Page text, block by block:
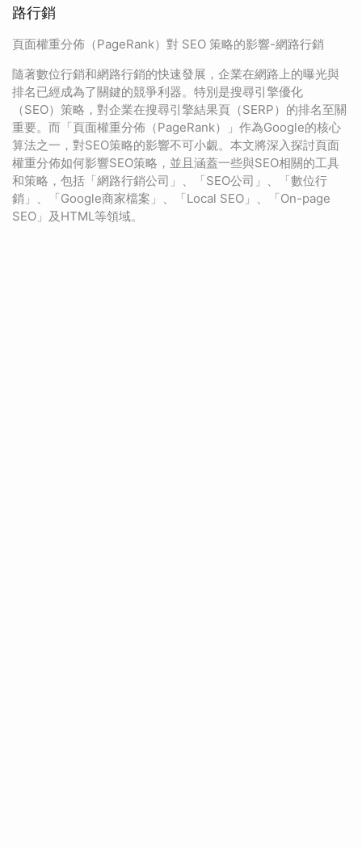
路行銷
頁面權重分佈（PageRank）對 SEO 策略的影響-網路行銷
隨著數位行銷和網路行銷的快速發展，企業在網路上的曝光與
排名已經成為了關鍵的競爭利器。特別是搜尋引擎優化
（SEO）策略，對企業在搜尋引擎結果頁（SERP）的排名至關
重要。而「頁面權重分佈（PageRank）」作為Google的核心
算法之一，對SEO策略的影響不可小覷。本文將深入探討頁面
權重分佈如何影響SEO策略，並且涵蓋一些與SEO相關的工具
和策略，包括「網路行銷公司」、「SEO公司」、「數位行
銷」、「Google商家檔案」、「Local SEO」、「On-page
SEO」及HTML等領域。